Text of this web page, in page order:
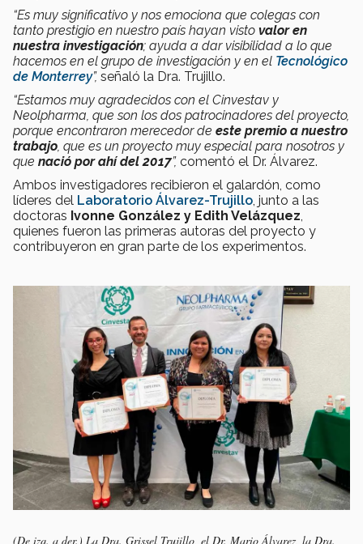
“Es muy significativo y nos emociona que colegas con
tanto prestigio en nuestro país hayan visto valor en
nuestra investigación; ayuda a dar visibilidad a lo que
hacemos en el grupo de investigación y en el Tecnológico
de Monterrey”, señaló la Dra. Trujillo.
“Estamos muy agradecidos con el Cinvestav y
Neolpharma, que son los dos patrocinadores del proyecto,
porque encontraron merecedor de este premio a nuestro
trabajo , que es un proyecto muy especial para nosotros y
que nació por ahí del 2017”, comentó el Dr. Álvarez.
Ambos investigadores recibieron el galardón, como
líderes del Laboratorio Álvarez-Trujillo , junto a las
doctoras Ivonne González y Edith Velázquez
quienes fueron las primeras autoras del proyecto y
contribuyeron en gran parte de los experimentos.
(De izq. a der.) La Dra. Grissel Trujillo, el Dr. Mario Álvarez, la Dra.